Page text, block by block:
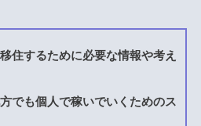
住するために必要な情報や考え
でも個人で稼いでいくためのス